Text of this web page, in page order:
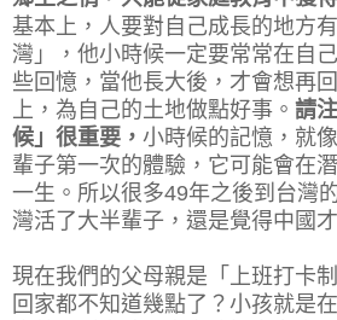
基本上，人要對自己成長的地方
灣」，他小時候一定要常常在自
些回憶，當他長大後，才會想再
上，為自己的土地做點好事。 請
候」很重要， 小時候的記憶，就
輩子第一次的體驗，它可能會在
一生。所以很多49年之後到台灣
灣活了大半輩子，還是覺得中國
現在我們的父母親是「上班打卡
回家都不知道幾點了？小孩就是